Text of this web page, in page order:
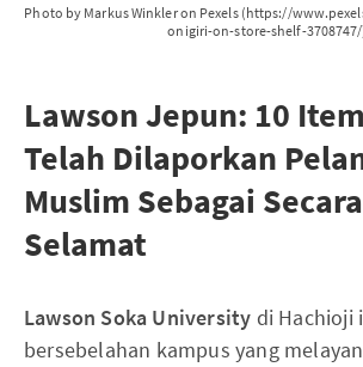
Photo by Markus Winkler on Pexels (https://
onigiri-on-store-shelf-
Lawson Jepun: 10
Telah Dilaporkan
Muslim Sebagai
Selamat
Lawson Soka University di Hachioji
bersebelahan kampus yang